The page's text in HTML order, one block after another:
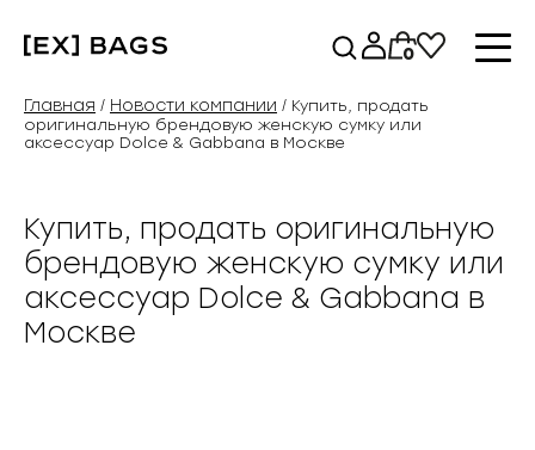
содержимому
0
Главная / Новости компании / Купить, продать
оригинальную брендовую женскую сумку или
аксессуар Dolce & Gabbana в Москве
Купить, продать оригинальную
брендовую женскую сумку или
аксессуар Dolce & Gabbana в
Москве